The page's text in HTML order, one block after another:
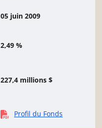
05 juin 2009
2,49 %
227,4 millions $
Profil du Fonds